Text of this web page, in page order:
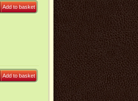
Add to basket
Add to basket